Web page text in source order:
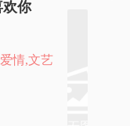
欢你
情,文艺